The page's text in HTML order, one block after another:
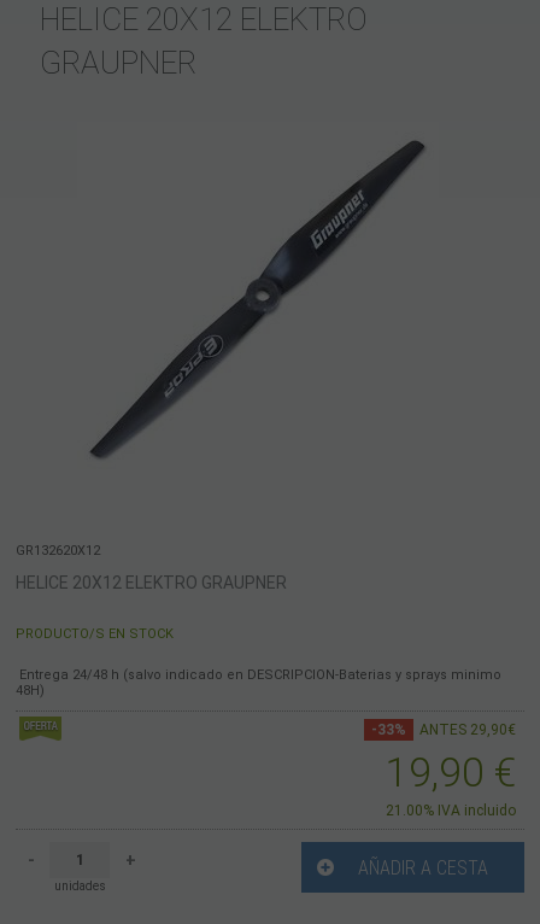
HELICE 20X12 ELEKTRO
GRAUPNER
GR132620X12
HELICE 20X12 ELEKTRO GRAUPNER
PRODUCTO/S EN STOCK
Entrega 24/48 h (salvo indicado en DESCRIPCION-Baterias y sprays minimo
48H)
-33% ANTES 29,90€
19,90 €
21.00% IVA incluido
-
unidades
+ AÑADIR A CESTA